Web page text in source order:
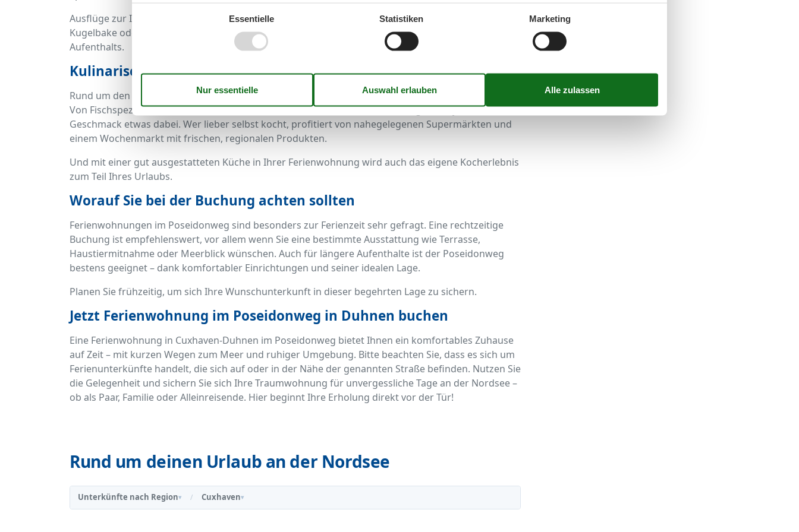
Ausflüge zur Insel Neuwerk, Fahrten mit der Pferdekutsche durchs Watt, das Entdecken der
Kugelbake oder ein Bummel durch die Cuxhavener Altstadt gehören zu den Highlights eines
Aufenthalts.
Kulinarischer Genuss direkt vor der Haustür
Rund um den Poseidonweg lädt eine Vielzahl an Restaurants, Cafés und Bistros zum Genießen ein.
Von Fischspezialitäten über italienische Küche bis hin zum friesischen Teekrug ist für jeden
Geschmack etwas dabei. Wer lieber selbst kocht, profitiert von nahegelegenen Supermärkten und
einem Wochenmarkt mit frischen, regionalen Produkten.
Und mit einer gut ausgestatteten Küche in Ihrer Ferienwohnung wird auch das eigene Kocherlebnis
zum Teil Ihres Urlaubs.
Worauf Sie bei der Buchung achten sollten
Ferienwohnungen im Poseidonweg sind besonders zur Ferienzeit sehr gefragt. Eine rechtzeitige
Buchung ist empfehlenswert, vor allem wenn Sie eine bestimmte Ausstattung wie Terrasse,
Haustiermitnahme oder Meerblick wünschen. Auch für längere Aufenthalte ist der Poseidonweg
bestens geeignet – dank komfortabler Einrichtungen und seiner idealen Lage.
Planen Sie frühzeitig, um sich Ihre Wunschunterkunft in dieser begehrten Lage zu sichern.
Jetzt Ferienwohnung im Poseidonweg in Duhnen buchen
Eine Ferienwohnung in Cuxhaven-Duhnen im Poseidonweg bietet Ihnen ein komfortables Zuhause
auf Zeit – mit kurzen Wegen zum Meer und ruhiger Umgebung. Bitte beachten Sie, dass es sich um
Ferienunterkünfte handelt, die sich auf oder in der Nähe der genannten Straße befinden. Nutzen Sie
die Gelegenheit und sichern Sie sich Ihre Traumwohnung für unvergessliche Tage an der Nordsee –
ob als Paar, Familie oder Alleinreisende. Hier beginnt Ihre Erholung direkt vor der Tür!
Rund um deinen Urlaub an der Nordsee
Unterkünfte nach Region▾ / Cuxhaven▾
Essentielle Statistiken Marketing